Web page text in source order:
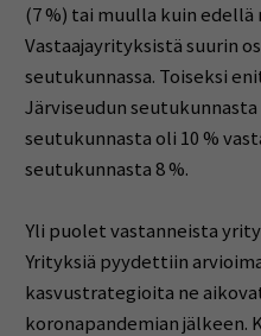
(7 %) tai muulla kuin
Vastaajayrityksistä suurin
seutukunnassa. Toiseksi
Järviseudun
seutukunnasta oli 10 %
seutukunnasta 8 %.
Yli puolet vastanneista
Yrityksiä pyydettiin
kasvustrategioita ne
koronapandemian jälkeen.